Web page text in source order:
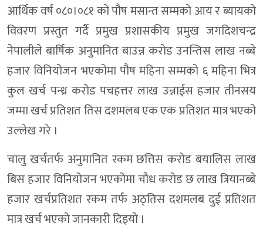
आर्थिक वर्ष ०८०।०८१ को पौष मसान्त सम्मको आय र ब्यायको
विवरण प्रस्तुत गर्दै प्रमुख प्रशासकीय प्रमुख जगदिशचन्द्र
नेपालीले बार्षिक अनुमानित बाउन्न करोड उनन्तिस लाख नब्बे
हजार विनियोजन भएकोमा पौष महिना सम्मको ६ महिना भित्र
कुल खर्च पन्ध्र करोड पचहत्तर लाख उन्नाईस हजार तीनसय
जम्मा खर्च प्रतिशत तिस दशमलब एक एक प्रतिशत मात्र भएको
उल्लेख गरे ।
चालु खर्चतर्फ अनुमानित रकम छत्तिस करोड बयालिस लाख
बिस हजार विनियोजन भएकोमा चौध करोड छ लाख त्रियानब्बे
हजार खर्चप्रतिशत रकम तर्फ अठ्तिस दशमलब दुई प्रतिशत
मात्र खर्च भएको जानकारी दिइयो ।